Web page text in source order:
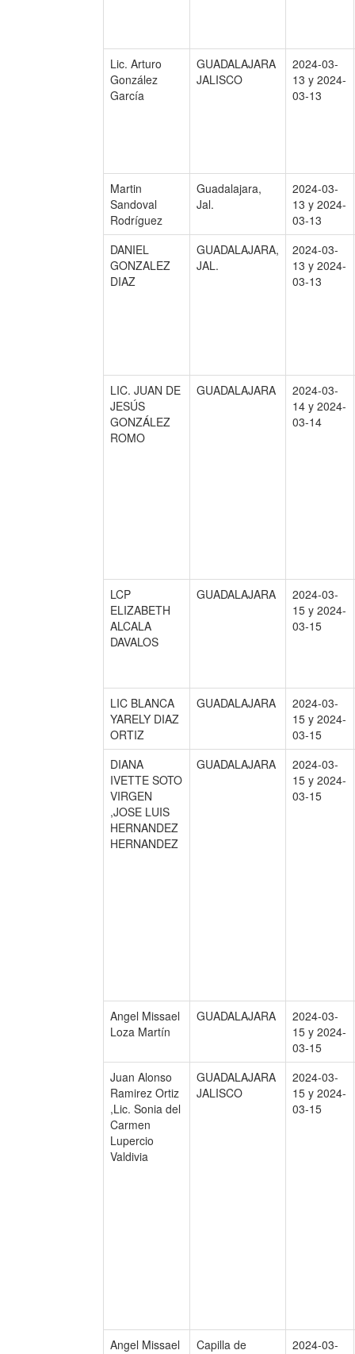
Lic. Arturo
González
García
GUADALAJARA
JALISCO
2024-03-
13 y 2024-
03-13
Martin
Sandoval
Rodríguez
Guadalajara,
Jal.
2024-03-
13 y 2024-
03-13
DANIEL
GONZALEZ
DIAZ
GUADALAJARA,
JAL.
2024-03-
13 y 2024-
03-13
LIC. JUAN DE
JESÚS
GONZÁLEZ
ROMO
GUADALAJARA
2024-03-
14 y 2024-
03-14
LCP
ELIZABETH
ALCALA
DAVALOS
GUADALAJARA
2024-03-
15 y 2024-
03-15
LIC BLANCA
YARELY DIAZ
ORTIZ
GUADALAJARA
2024-03-
15 y 2024-
03-15
DIANA
IVETTE SOTO
VIRGEN
,JOSE LUIS
HERNANDEZ
HERNANDEZ
GUADALAJARA
2024-03-
15 y 2024-
03-15
Angel Missael
Loza Martín
GUADALAJARA
2024-03-
15 y 2024-
03-15
Juan Alonso
Ramirez Ortiz
,Lic. Sonia del
Carmen
Lupercio
Valdivia
GUADALAJARA
JALISCO
2024-03-
15 y 2024-
03-15
Angel Missael
Capilla de
2024-03-